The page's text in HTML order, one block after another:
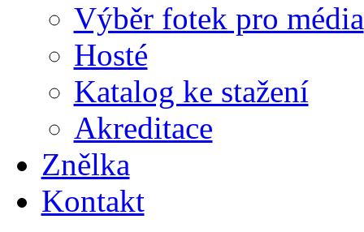
Výběr fotek pro média
Hosté
Katalog ke stažení
Akreditace
Znělka
Kontakt